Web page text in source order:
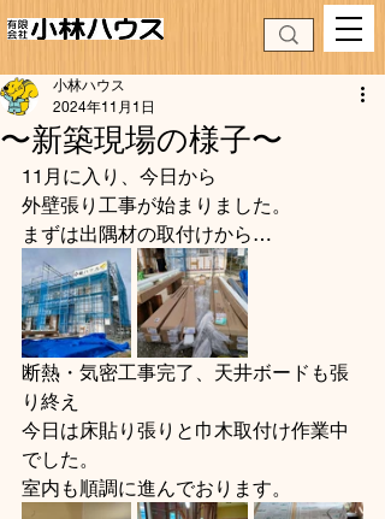
〜新築現場の様子〜
小林ハウス
2024年11月1日
11月に入り、今日から
外壁張り工事が始まりました。
まずは出隅材の取付けから…
断熱・気密工事完了、天井ボードも張
り終え
今日は床貼り張りと巾木取付け作業中
でした。
室内も順調に進んでおります。